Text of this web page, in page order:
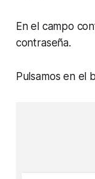
En el campo
contraseña.
Pulsamos en el